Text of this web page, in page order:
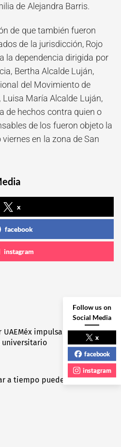
de Alejandra Barris.
de que también fueron
de la jurisdicción, Rojo
la dependencia dirigida por
Bertha Alcalde Luján,
del Movimiento de
Luisa María Alcalde Luján,
de hechos contra quien o
de los fueron objeto la
en la zona de San
x
facebook
instagram
UAEMéx impulsa la
universitario
a tiempo puede marcar la
Follow us on
Social Media
x
facebook
instagram